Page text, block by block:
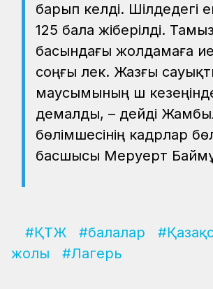
барып келді. Шілдедегі
125 бала жіберілді.
басындағы жолдамаға
соңғы лек. Жазғы
маусымының үш
демалды, – дейді
бөлімшесінің кадрлар
басшысы Меруерт
#ҚТЖ #балалар
жолы
#Лагерь